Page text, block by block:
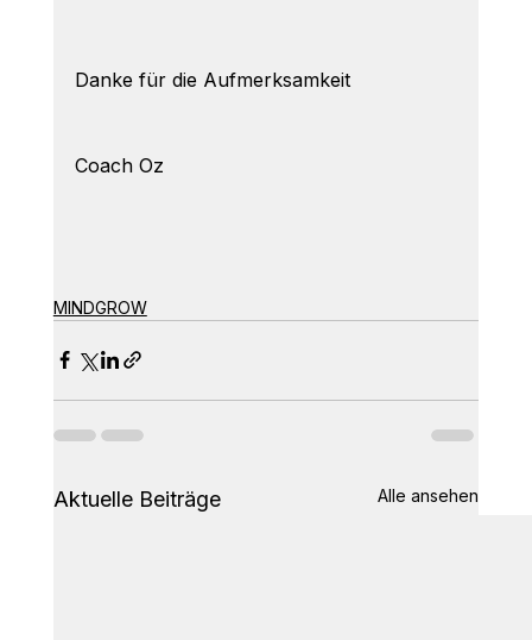
Danke für die Aufmerksamkeit
Coach Oz
MINDGROW
Aktuelle Beiträge Alle ansehen